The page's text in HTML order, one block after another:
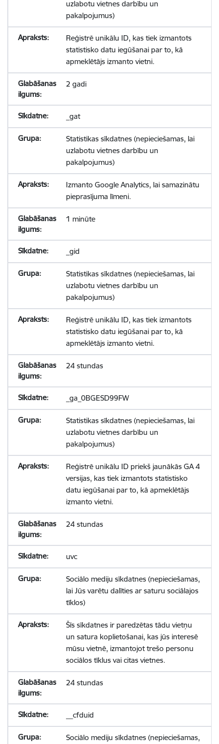
uzlabotu vietnes darbību un
pakalpojumus)
Reģistrē unikālu ID, kas tiek izmantots
statistisko datu iegūšanai par to, kā
apmeklētājs izmanto vietni.
2 gadi
_gat
Statistikas sīkdatnes (nepieciešamas, lai
uzlabotu vietnes darbību un
pakalpojumus)
Izmanto Google Analytics, lai samazinātu
pieprasījuma līmeni.
1 minūte
_gid
Statistikas sīkdatnes (nepieciešamas, lai
uzlabotu vietnes darbību un
pakalpojumus)
Reģistrē unikālu ID, kas tiek izmantots
statistisko datu iegūšanai par to, kā
apmeklētājs izmanto vietni.
24 stundas
_ga_0BGESD99FW
Statistikas sīkdatnes (nepieciešamas, lai
uzlabotu vietnes darbību un
pakalpojumus)
Reģistrē unikālu ID priekš jaunākās GA 4
versijas, kas tiek izmantots statistisko
datu iegūšanai par to, kā apmeklētājs
izmanto vietni.
24 stundas
uvc
Sociālo mediju sīkdatnes (nepieciešamas,
lai Jūs varētu dalīties ar saturu sociālajos
tīklos)
Šīs sīkdatnes ir paredzētas tādu vietņu
un satura koplietošanai, kas jūs interesē
mūsu vietnē, izmantojot trešo personu
sociālos tīklus vai citas vietnes.
24 stundas
__cfduid
Sociālo mediju sīkdatnes (nepieciešamas,